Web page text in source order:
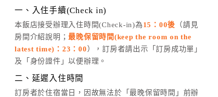
※非客服時間之申辦異動，皆為次日計算及辦理。
五、客服時間
週一至週日，上午9:00～晚上6:00
六、聯絡方式
(07)9682715 。
一、入住手續(Check in)
本飯店接受辦理入住時間(Check-in)為15：00後 （請見
房間介紹說明；最晚保留時間(keep the room on the
latest time)：23：00 ），訂房者請出示「訂房成功單」
及「身份證件」以便辦理。
二、延遲入住時間
訂房者於住宿當日，因故無法於「最晚保留時間」前辦